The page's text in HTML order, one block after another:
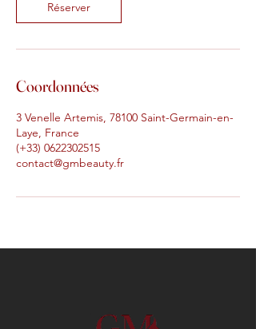
n
Réserver
Coordonnées
3 Venelle Artemis, 78100 Saint-Germain-en-
Laye, France
(+33) 0622302515
contact@gmbeauty.fr